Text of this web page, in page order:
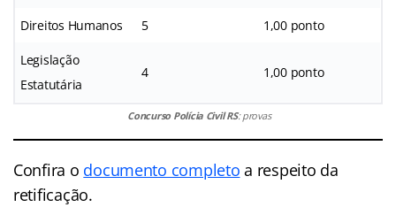
Direitos Humanos 5 1,00 ponto
Legislação
Estatutária
4 1,00 ponto
Concurso Polícia Civil RS: provas
Confira o documento completo a respeito da
retificação.